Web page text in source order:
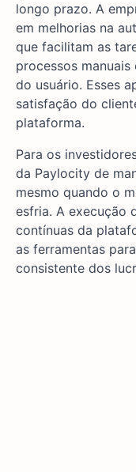
longo prazo. A
em melhorias na
que facilitam as
processos
do usuário. Esses
satisfação do
plataforma.
Para os
da Paylocity de
mesmo quando o
esfria. A execução
contínuas da
as ferramentas
consistente dos